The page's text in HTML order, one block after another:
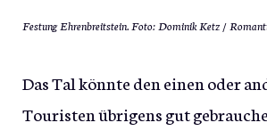
Festung Ehrenbreitstein. Foto: Dominik Ketz /
Das Tal könnte den einen oder
Touristen übrigens gut